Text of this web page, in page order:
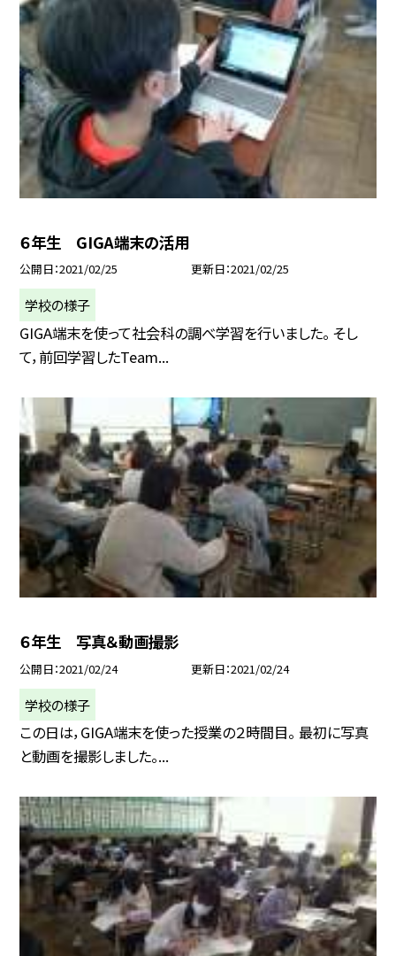
６年生 GIGA端末の活用
公開日 2021/02/25 更新日 2021/02/25
学校の様子
GIGA端末を使って社会科の調べ学習を行いました。 そし
て，前回学習したTeam...
６年生 写真＆動画撮影
公開日 2021/02/24 更新日 2021/02/24
学校の様子
この日は，GIGA端末を使った授業の２時間目。 最初に写真
と動画を撮影しました。...